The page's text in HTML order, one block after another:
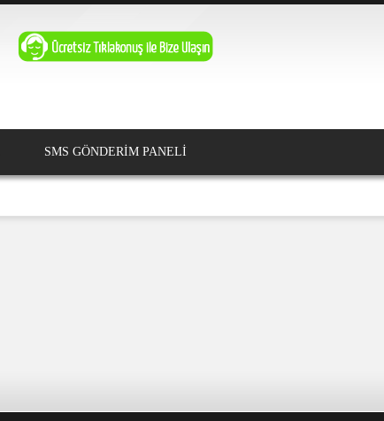
SMS GÖNDERİM PANELİ